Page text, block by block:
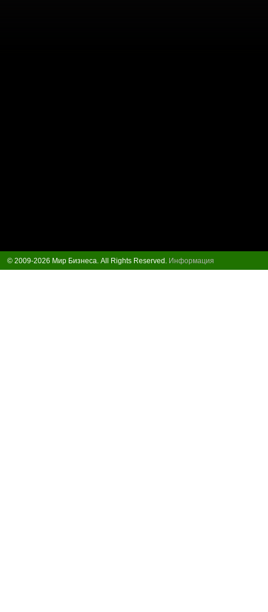
© 2009-2026 Мир Бизнеса. All Rights Reserved. Информация